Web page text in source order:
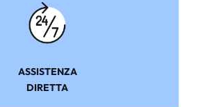
ASSISTENZA
DIRETTA